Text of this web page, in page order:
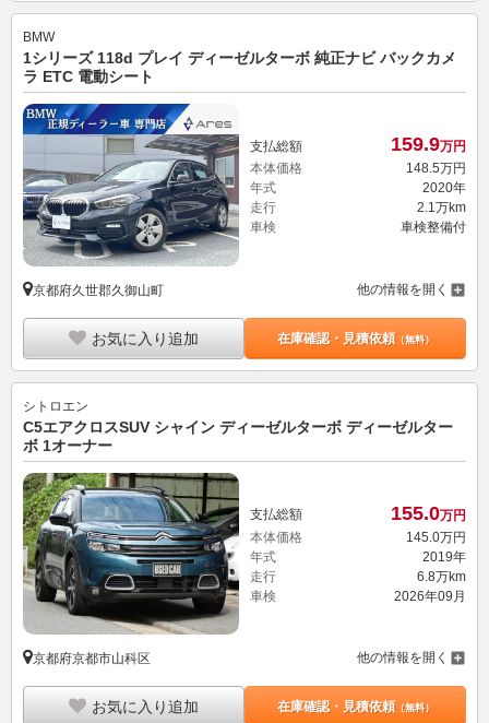
BMW
1シリーズ 118d プレイ ディーゼルターボ 純正ナビ バックカメ
ラ ETC 電動シート
支払総額 159.9万円
本体価格
148.5万円
年式
2020年
走行
2.1万km
車検
車検整備付
京都府久世郡久御山町 他の情報を開く
お気に入り追加 在庫確認・見積依頼（無料）
シトロエン
C5エアクロスSUV シャイン ディーゼルターボ ディーゼルター
ボ 1オーナー
支払総額 155.0万円
本体価格
145. 0万円
年式
2019年
走行
6.8万km
車検
2026年09月
京都府京都市山科区 他の情報を開く
お気に入り追加 在庫確認・見積依頼（無料）